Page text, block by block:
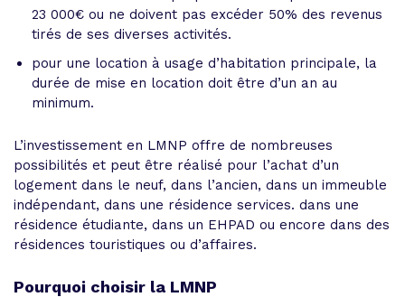
23 000€ ou ne doivent pas excéder 50% des revenus
tirés de ses diverses activités.
pour une location à usage d’habitation principale, la
durée de mise en location doit être d’un an au
minimum.
L’investissement en LMNP offre de nombreuses
possibilités et peut être réalisé pour l’achat d’un
logement dans le neuf, dans l’ancien, dans un immeuble
indépendant, dans une résidence services. dans une
résidence étudiante, dans un EHPAD ou encore dans des
résidences touristiques ou d’affaires.
Pourquoi choisir la LMNP